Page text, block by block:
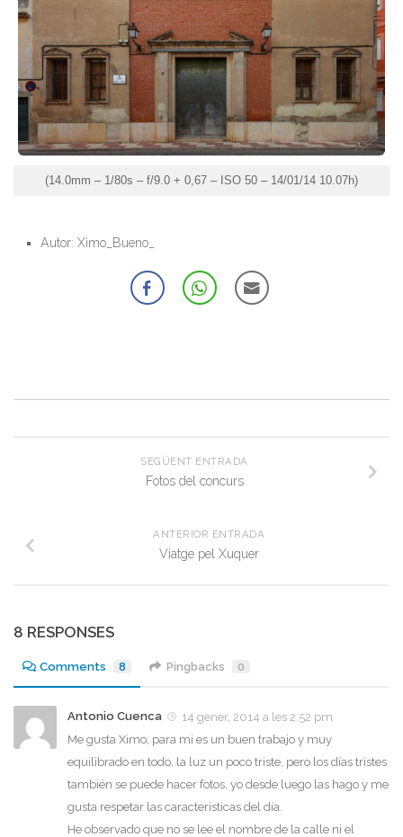
(14.0mm – 1/80s – f/9.0 + 0,67 – ISO 50 – 14/01/14 10.07h)
Autor: Ximo_Bueno_
SEGÜENT ENTRADA
Fotos del concurs
ANTERIOR ENTRADA
Viatge pel Xuquer
8 RESPONSES
Comments 8 Pingbacks 0
Antonio Cuenca
14 gener, 2014 a les 2:52 pm
Me gusta Ximo, para mi es un buen trabajo y muy
equilibrado en todo, la luz un poco triste, pero los días tristes
también se puede hacer fotos, yo desde luego las hago y me
gusta respetar las características del día.
He observado que no se lee el nombre de la calle ni el